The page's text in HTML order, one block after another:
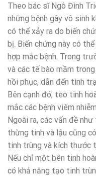
Theo bác sĩ Ngô Đình
những bệnh gây vô sinh
có thể xảy ra do biến
bị. Biến chứng này có
hợp mắc bệnh. Trong
và các tế bào mầm
hồi phục, dẫn đến tình
Bên cạnh đó, teo tinh
mắc các bệnh viêm
Ngoài ra, các vấn đề
thừng tinh và lậu cũng
tinh trùng và kích thước
Nếu chỉ một bên tinh
có khả năng tạo tinh